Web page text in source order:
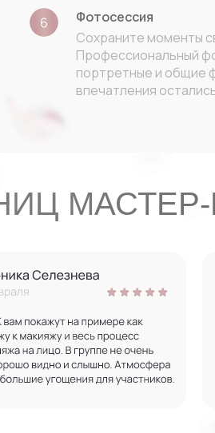
Сохраните моменты
Профессиональный
портретные и общие
впечатления
Фотосессия